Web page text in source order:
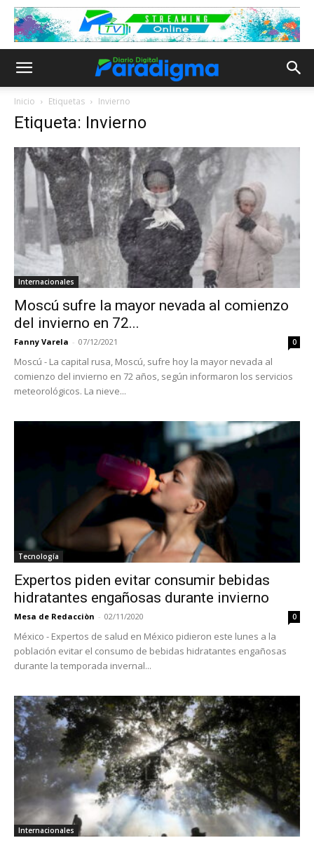
Inicio Etiquetas Invierno
Etiqueta: Invierno
Internacionales
Moscú sufre la mayor nevada al comienzo
del invierno en 72...
Fanny Varela - 07/12/2021 0
Moscú - La capital rusa, Moscú, sufre hoy la mayor nevada al
comienzo del invierno en 72 años, según informaron los servicios
meteorológicos. La nieve...
Tecnología
Expertos piden evitar consumir bebidas
hidratantes engañosas durante invierno
Mesa de Redacciòn - 02/11/2020 0
México - Expertos de salud en México pidieron este lunes a la
población evitar el consumo de bebidas hidratantes engañosas
durante la temporada invernal...
Internacionales